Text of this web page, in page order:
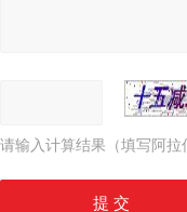
请输入计算结果（填写阿